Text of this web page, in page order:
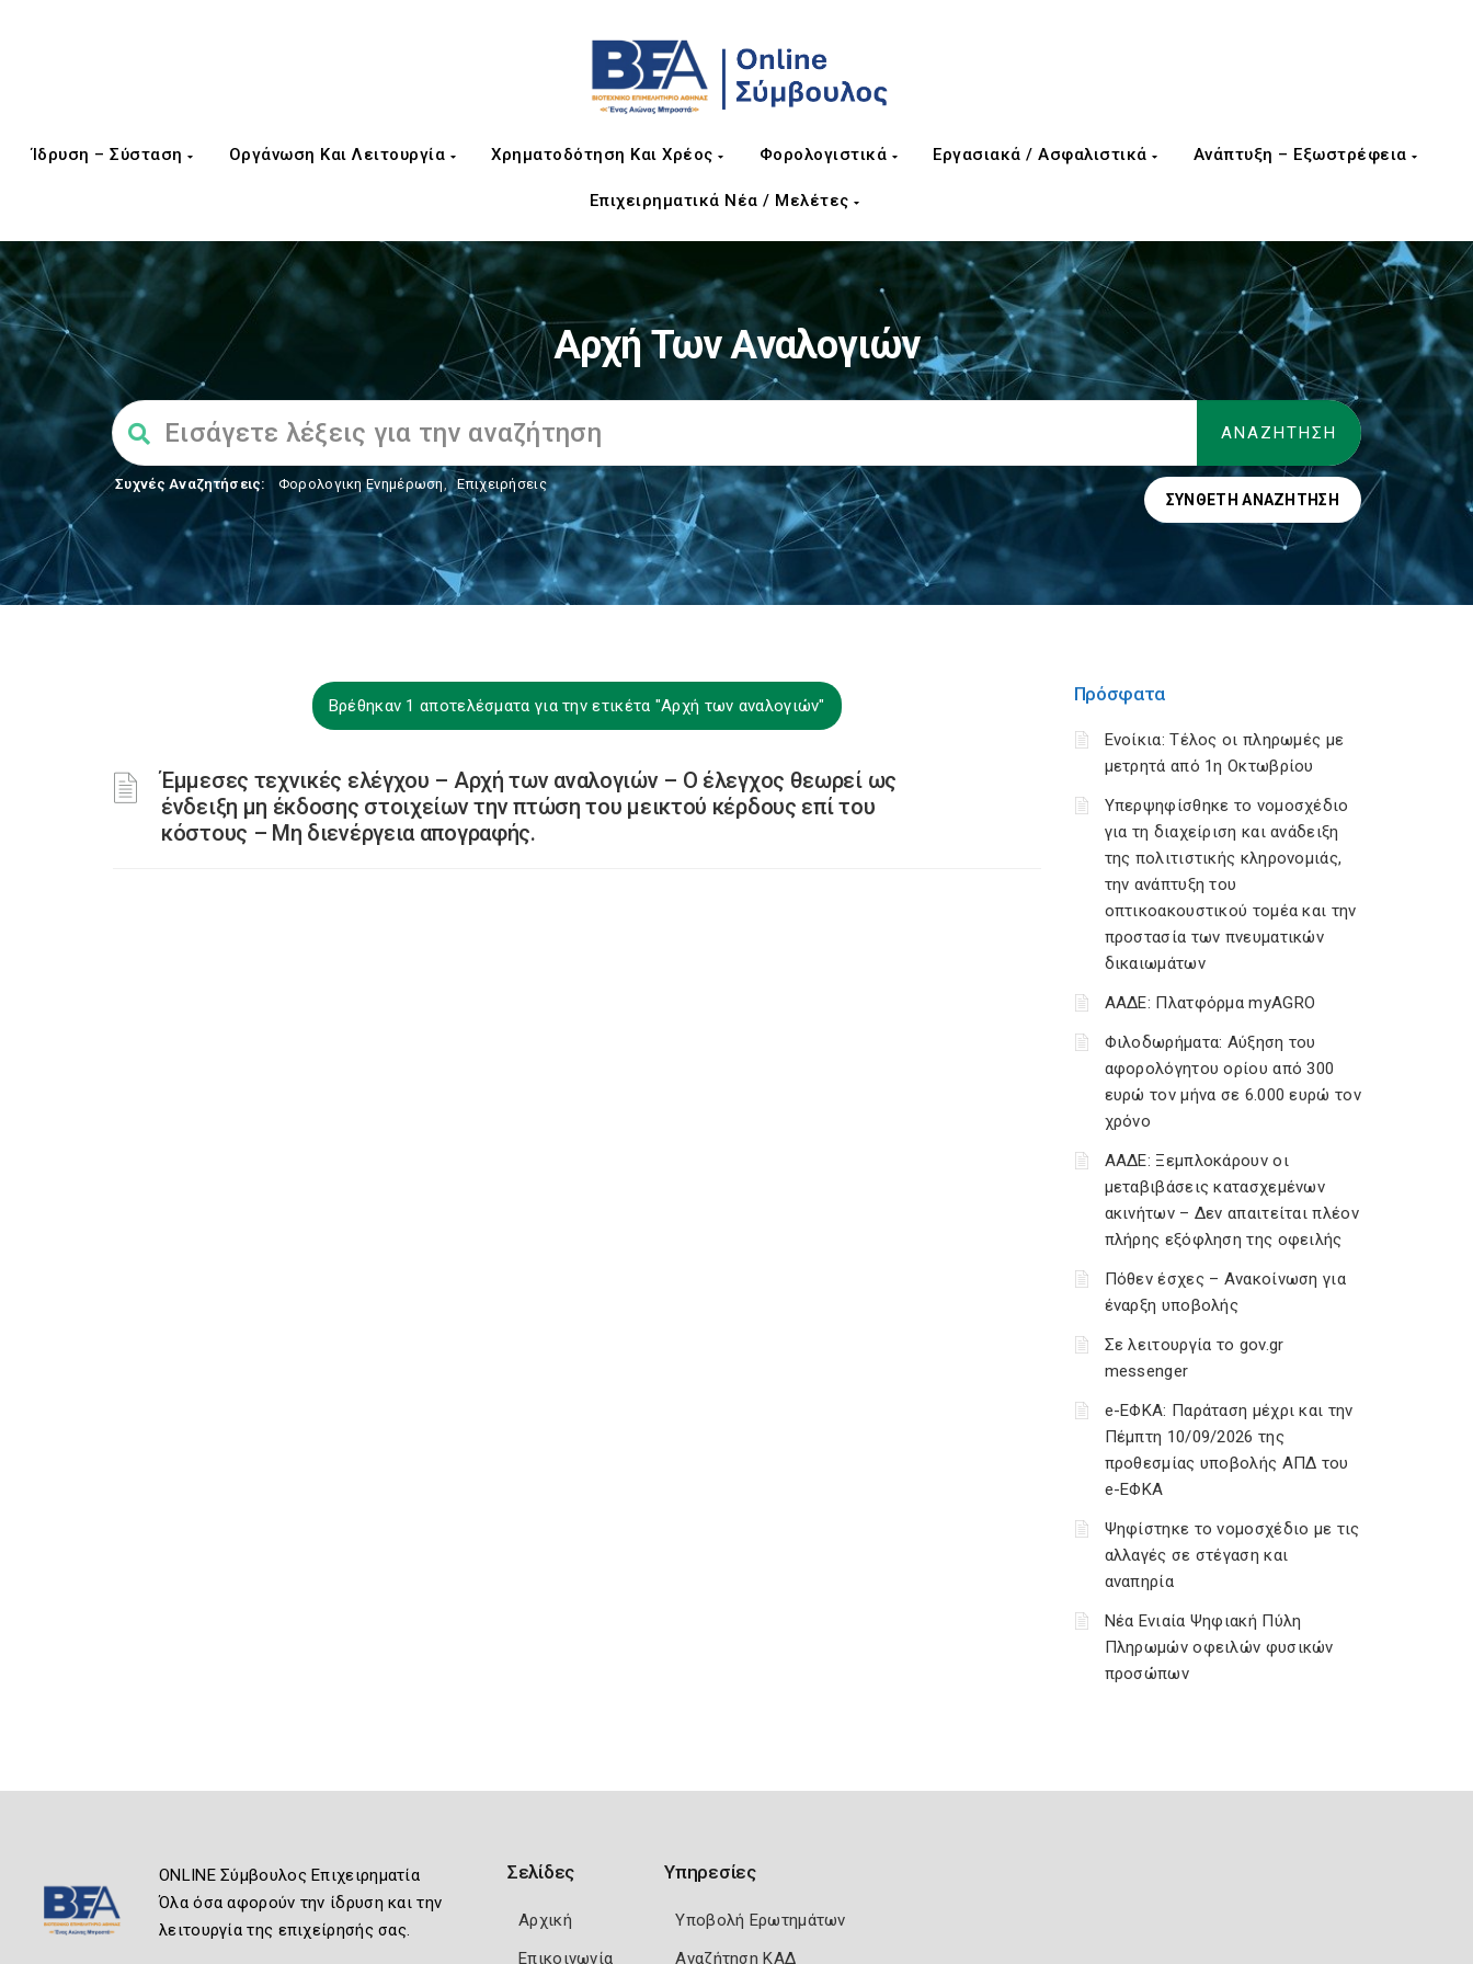
Ίδρυση – Σύσταση Οργάνωση Και Λειτουργία Χρηματοδότηση Και Χρέος Φορολογιστικά Εργασιακά / Ασφαλιστικά Ανάπτυξη – Εξωστρέφεια
Επιχειρηματικά Νέα / Μελέτες
Αρχή Των Αναλογιών
Συχνές Αναζητήσεις: Φορολογικη Ενημέρωση, Επιχειρήσεις
ΣΎΝΘΕΤΗ ΑΝΑΖΉΤΗΣΗ
Βρέθηκαν 1 αποτελέσματα για την ετικέτα "Αρχή των αναλογιών"
Έμμεσες τεχνικές ελέγχου – Αρχή των αναλογιών – Ο έλεγχος θεωρεί ως
ένδειξη μη έκδοσης στοιχείων την πτώση του μεικτού κέρδους επί του
κόστους – Μη διενέργεια απογραφής.
Πρόσφατα
Ενοίκια: Τέλος οι πληρωμές με
μετρητά από 1η Οκτωβρίου
Υπερψηφίσθηκε το νομοσχέδιο
για τη διαχείριση και ανάδειξη
της πολιτιστικής κληρονομιάς,
την ανάπτυξη του
οπτικοακουστικού τομέα και την
προστασία των πνευματικών
δικαιωμάτων
ΑΑΔΕ: Πλατφόρμα myAGRO
Φιλοδωρήματα: Αύξηση του
αφορολόγητου ορίου από 300
ευρώ τον μήνα σε 6.000 ευρώ τον
χρόνο
ΑΑΔΕ: Ξεμπλοκάρουν οι
μεταβιβάσεις κατασχεμένων
ακινήτων – Δεν απαιτείται πλέον
πλήρης εξόφληση της οφειλής
Πόθεν έσχες – Ανακοίνωση για
έναρξη υποβολής
Σε λειτουργία το gov.gr
messenger
e-ΕΦΚΑ: Παράταση μέχρι και την
Πέμπτη 10/09/2026 της
προθεσμίας υποβολής ΑΠΔ του
e-ΕΦΚΑ
Ψηφίστηκε το νομοσχέδιο με τις
αλλαγές σε στέγαση και
αναπηρία
Νέα Ενιαία Ψηφιακή Πύλη
Πληρωμών οφειλών φυσικών
προσώπων
ONLINE Σύμβουλος Επιχειρηματία
Όλα όσα αφορούν την ίδρυση και την
λειτουργία της επιχείρησής σας.
Σελίδες
Αρχική
Επικοινωνία
Υπηρεσίες
Υποβολή Ερωτημάτων
Αναζήτηση ΚΑΔ